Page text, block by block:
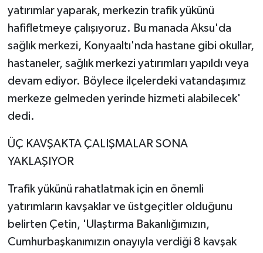
yatırımlar yaparak, merkezin trafik yükünü
hafifletmeye çalışıyoruz. Bu manada Aksu'da
sağlık merkezi, Konyaaltı'nda hastane gibi okullar,
hastaneler, sağlık merkezi yatırımları yapıldı veya
devam ediyor. Böylece ilçelerdeki vatandaşımız
merkeze gelmeden yerinde hizmeti alabilecek'
dedi.
ÜÇ KAVŞAKTA ÇALIŞMALAR SONA
YAKLAŞIYOR
Trafik yükünü rahatlatmak için en önemli
yatırımların kavşaklar ve üstgeçitler olduğunu
belirten Çetin, 'Ulaştırma Bakanlığımızın,
Cumhurbaşkanımızın onayıyla verdiği 8 kavşak